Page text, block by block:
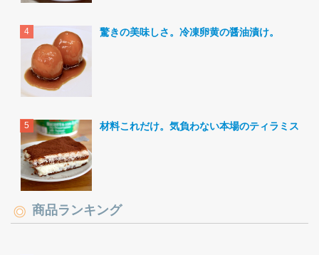
驚きの美味しさ。冷凍卵黄の醤油漬け。
材料これだけ。気負わない本場のティラミス。
商品ランキング